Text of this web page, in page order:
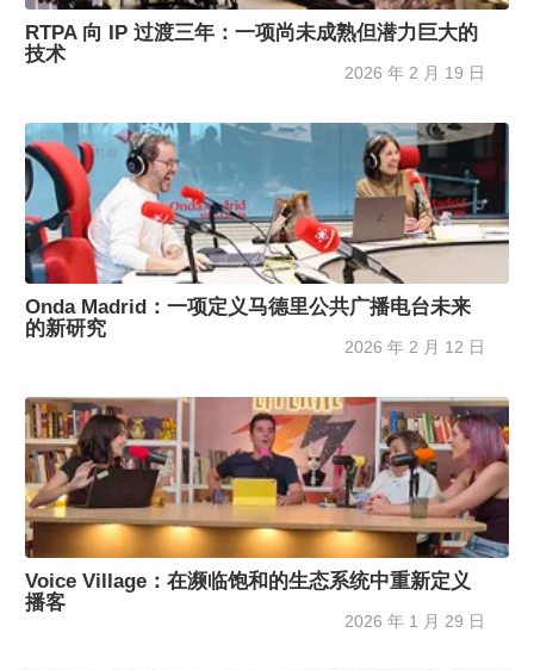
RTPA 向 IP 过渡三年：一项尚未成熟但潜力巨大的
技术
2026 年 2 月 19 日
Onda Madrid：一项定义马德里公共广播电台未来
的新研究
2026 年 2 月 12 日
Voice Village：在濒临饱和的生态系统中重新定义
播客
2026 年 1 月 29 日